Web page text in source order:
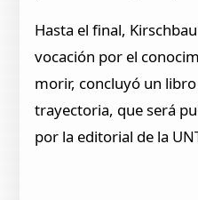
Hasta el final,
vocación por el
morir, concluyó un
trayectoria, que será
por la editorial de la